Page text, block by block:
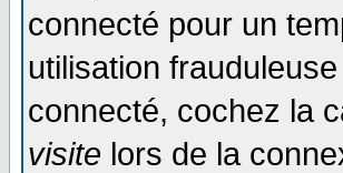
connecté pour un
utilisation
connecté, cochez la
visite lors de la